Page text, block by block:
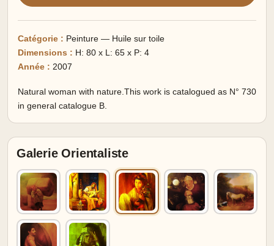
Catégorie : Peinture — Huile sur toile
Dimensions : H: 80 x L: 65 x P: 4
Année : 2007
Natural woman with nature.This work is catalogued as N° 730
in general catalogue B.
Galerie Orientaliste